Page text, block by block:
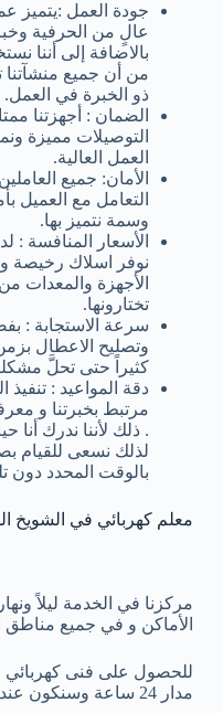
جودة العمل :يتميز
عالٍ من الحرفية
بالاضافة إلى أننا
من أن جميع منشآتنا
ذو الخبرة في العمل.
الضمان : أجهزتنا
التوصيلات مميزة
العمل العالية.
الأمان: جميع
التعامل مع العميل
وسمة نتميز بها.
الأسعار المنافسة :
نوفر اسلاك رخيصة
الأجهزة والمعدات
تختارونها.
سرعة الاستجابة :
وتصليح الاعطال
كثيراً حتى تحلَّ
دقة المواعيد :
مرتبط بخبرتنا و
. ذلك لأننا ندرك
لذلك نسعى للقيام
بالوقت المحدد دون
معلم كهربائي في الشويخ
مركزنا في الخدمة ليلاً
الأماكن و في جميع مناطق
للحصول على فنى كهربائي
مدار 24 ساعة وسنكون عندك في البيت.